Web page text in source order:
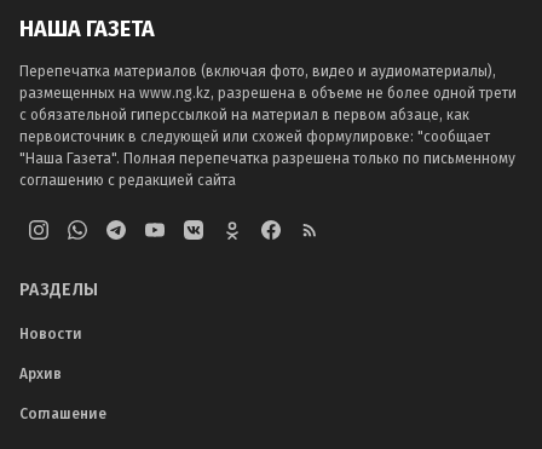
НАША ГАЗЕТА
Перепечатка материалов (включая фото, видео и аудиоматериалы),
размещенных на www.ng.kz, разрешена в объеме не более одной трети
с обязательной гиперссылкой на материал в первом абзаце, как
первоисточник в следующей или схожей формулировке: "сообщает
"Наша Газета". Полная перепечатка разрешена только по письменному
соглашению с редакцией сайта
РАЗДЕЛЫ
Новости
Архив
Соглашение